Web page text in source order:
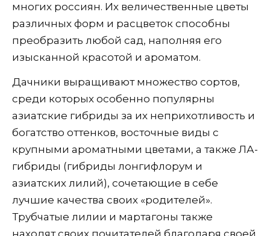
многих россиян. Их величественные цветы
различных форм и расцветок способны
преобразить любой сад, наполняя его
изысканной красотой и ароматом.
Дачники выращивают множество сортов,
среди которых особенно популярны
азиатские гибриды за их неприхотливость и
богатство оттенков, восточные виды с
крупными ароматными цветами, а также ЛА-
гибриды (гибриды лонгифлорум и
азиатских лилий), сочетающие в себе
лучшие качества своих «родителей».
Трубчатые лилии и мартагоны также